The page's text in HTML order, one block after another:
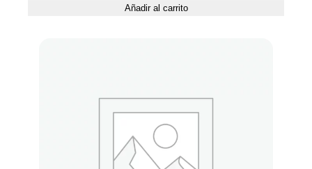
Añadir al carrito